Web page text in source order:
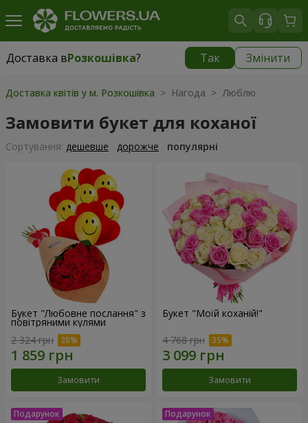
Доставка вРозкошівка? Так Змінити
Доставка вРозкошівка|
Доставка квітів у м. Розкошівка > Нагода > Люблю
Замовити букет для коханої
Сортування: дешевше дорожче популярні
Букет "Любовне послання" з
повітряними кулями
2 324 грн
Замовити
Букет "Моїй коханій!"
4 768 грн
Замовити